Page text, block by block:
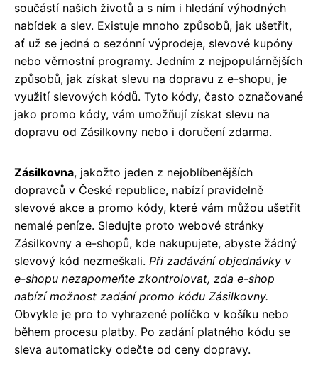
součástí našich životů a s ním i hledání výhodných
nabídek a slev. Existuje mnoho způsobů, jak ušetřit,
ať už se jedná o sezónní výprodeje, slevové kupóny
nebo věrnostní programy. Jedním z nejpopulárnějších
způsobů, jak získat slevu na dopravu z e-shopu, je
využití slevových kódů. Tyto kódy, často označované
jako promo kódy, vám umožňují získat slevu na
dopravu od Zásilkovny nebo i doručení zdarma.
Zásilkovna, jakožto jeden z nejoblíbenějších
dopravců v České republice, nabízí pravidelně
slevové akce a promo kódy, které vám můžou ušetřit
nemalé peníze. Sledujte proto webové stránky
Zásilkovny a e-shopů, kde nakupujete, abyste žádný
slevový kód nezmeškali. Při zadávání objednávky v
e-shopu nezapomeňte zkontrolovat, zda e-shop
nabízí možnost zadání promo kódu Zásilkovny.
Obvykle je pro to vyhrazené políčko v košíku nebo
během procesu platby. Po zadání platného kódu se
sleva automaticky odečte od ceny dopravy.